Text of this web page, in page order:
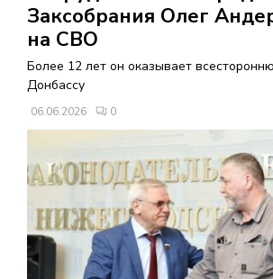
В
Н
О
Е
М
Заксобрания Олег
на СВО
Более 12 лет он оказывает
Донбассу
06.06.2026 0